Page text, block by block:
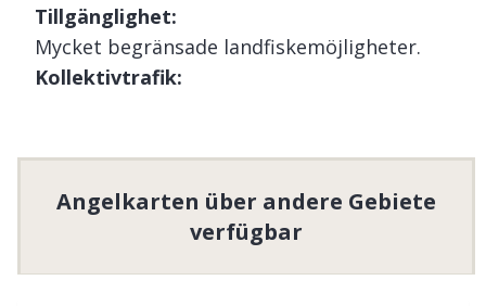
Tillgänglighet:
Mycket begränsade landfiskemöjligheter.
Kollektivtrafik:
bussbyte ske mot Ullna och Vågsjö. Info
bussar: www.sl.se
Angelkarten über andere Gebiete
verfügbar